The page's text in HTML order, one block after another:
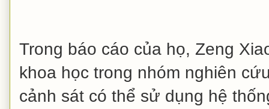
Trong báo cáo của họ, Zeng
khoa học trong nhóm nghiên
cảnh sát có thể sử dụng hệ